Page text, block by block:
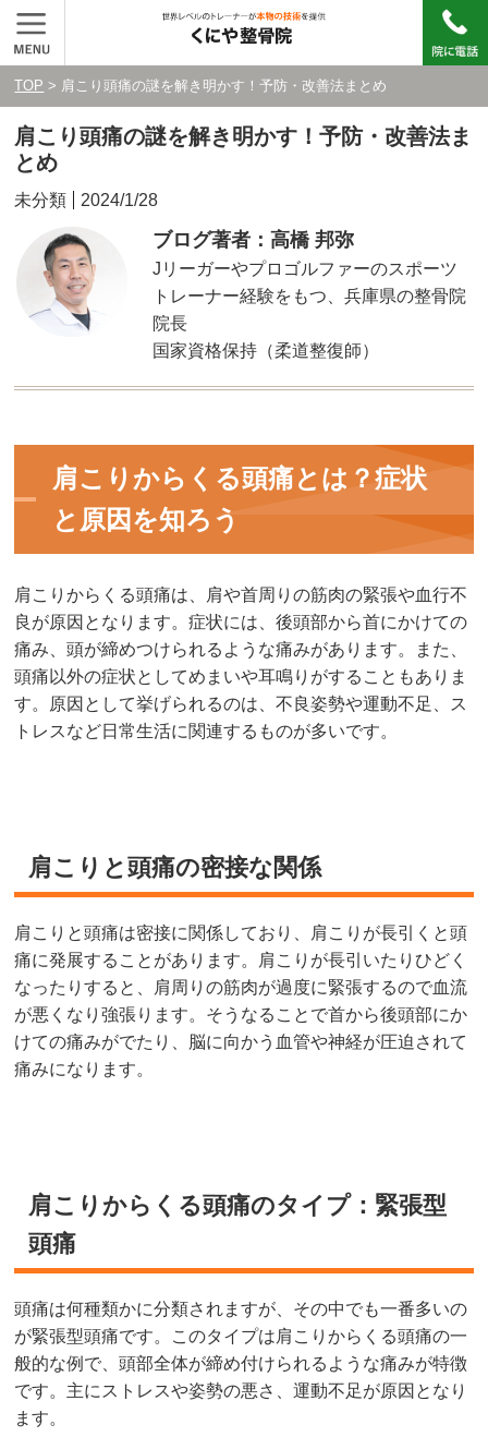
TOP > 肩こり頭痛の謎を解き明かす！予防・改善法まとめ
肩こり頭痛の謎を解き明かす！予防・改善法ま
とめ
未分類 2024/1/28
ブログ著者：高橋 邦弥
Jリーガーやプロゴルファーのスポーツ
トレーナー経験をもつ、兵庫県の整骨院
院長
国家資格保持（柔道整復師）
肩こりからくる頭痛とは？症状
と原因を知ろう
肩こりからくる頭痛は、肩や首周りの筋肉の緊張や血行不
良が原因となります。症状には、後頭部から首にかけての
痛み、頭が締めつけられるような痛みがあります。また、
頭痛以外の症状としてめまいや耳鳴りがすることもありま
す。原因として挙げられるのは、不良姿勢や運動不足、ス
トレスなど日常生活に関連するものが多いです。
肩こりと頭痛の密接な関係
肩こりと頭痛は密接に関係しており、肩こりが長引くと頭
痛に発展することがあります。肩こりが長引いたりひどく
なったりすると、肩周りの筋肉が過度に緊張するので血流
が悪くなり強張ります。そうなることで首から後頭部にか
けての痛みがでたり、脳に向かう血管や神経が圧迫されて
痛みになります。
肩こりからくる頭痛のタイプ：緊張型
頭痛
頭痛は何種類かに分類されますが、その中でも一番多いの
が緊張型頭痛です。このタイプは肩こりからくる頭痛の一
般的な例で、頭部全体が締め付けられるような痛みが特徴
です。主にストレスや姿勢の悪さ、運動不足が原因となり
ます。